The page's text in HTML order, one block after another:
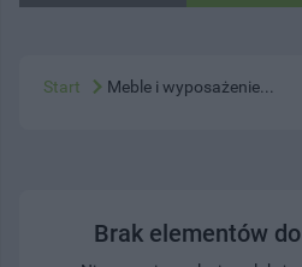
Start Meble i wyposażenie...
Brak elementów